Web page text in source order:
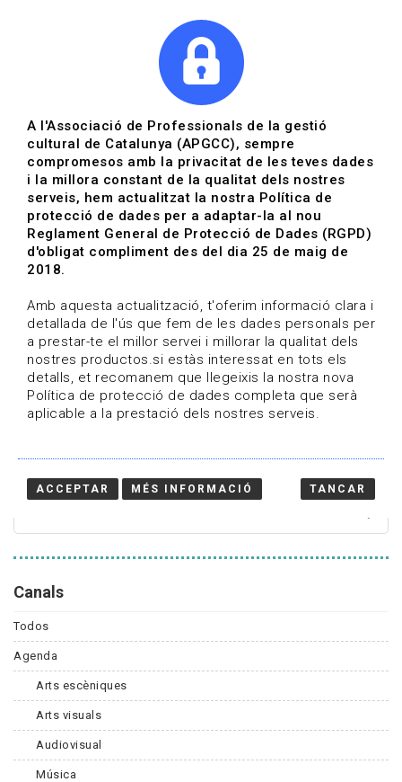
Actualitza't
Vols estar al dia?
HOME / BLOG
Estigues al dia
Convocatòries, activitats i notícies del sector de la
cultura.
Canals
Todos
Agenda
Arts escèniques
Arts visuals
Audiovisual
Música
A l'Associació de Professionals de la gestió
cultural de Catalunya (APGCC), sempre
compromesos amb la privacitat de les teves dades
i la millora constant de la qualitat dels nostres
serveis, hem actualitzat la nostra Política de
protecció de dades per a adaptar-la al nou
Reglament General de Protecció de Dades (RGPD)
d'obligat compliment des del dia 25 de maig de
2018.
Amb aquesta actualització, t'oferim informació clara i
detallada de l'ús que fem de les dades personals per
a prestar-te el millor servei i millorar la qualitat dels
nostres productos.si estàs interessat en tots els
detalls, et recomanem que llegeixis la nostra nova
Política de protecció de dades completa que serà
aplicable a la prestació dels nostres serveis.
ACCEPTAR MÉS INFORMACIÓ TANCAR